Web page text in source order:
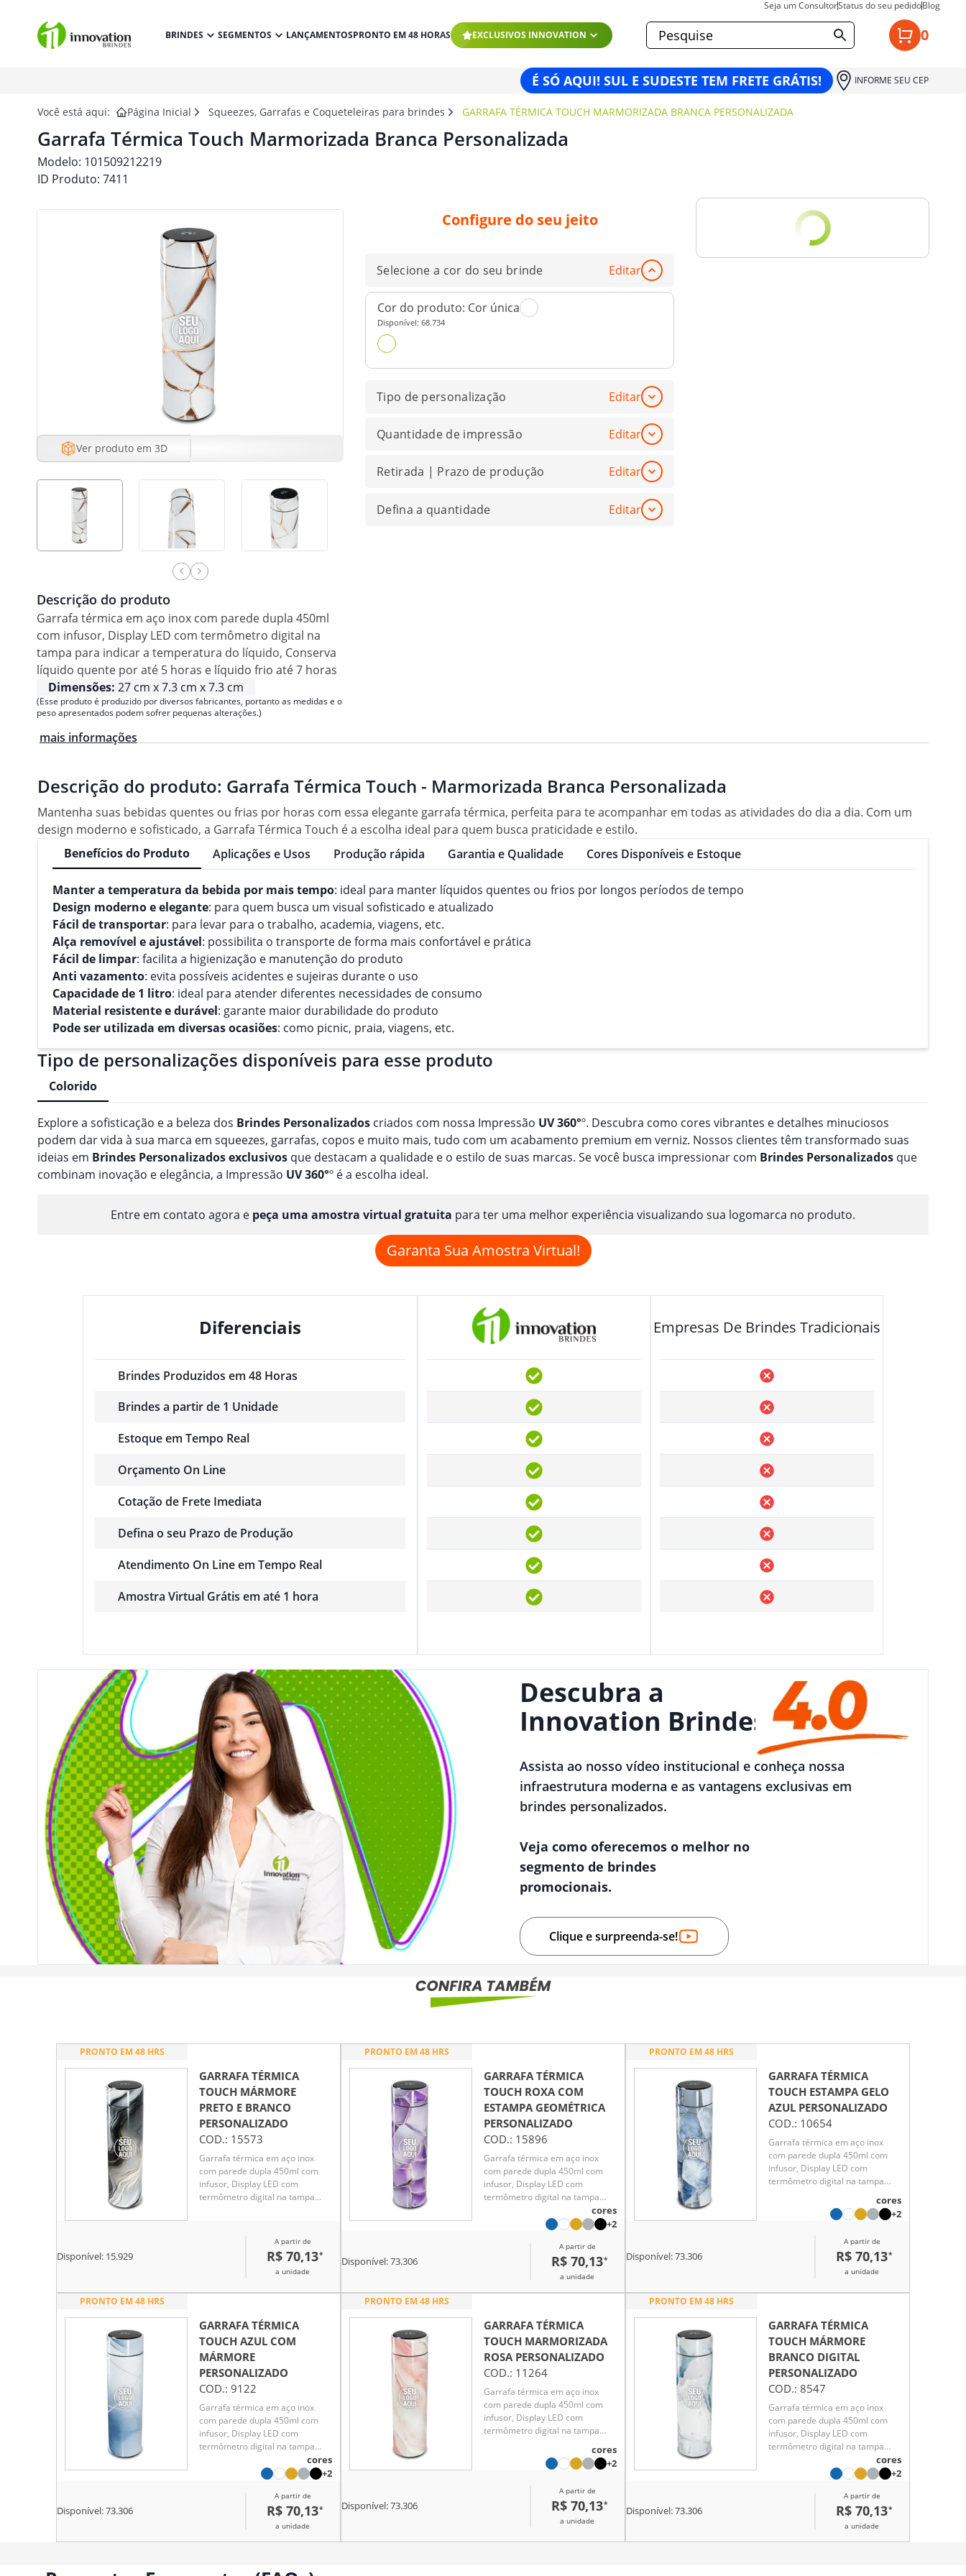
Seja um ConsultorStatus do seu pedidoBlog
BRINDES SEGMENTOS LANÇAMENTOSPRONTO EM 48 HORAS EXCLUSIVOS INNOVATION 0
É SÓ AQUI! SUL E SUDESTE TEM FRETE GRÁTIS! INFORME SEU CEP
Você está aqui: Página Inicial Squeezes, Garrafas e Coqueteleiras para brindes GARRAFA TÉRMICA TOUCH MARMORIZADA BRANCA PERSONALIZADA
Garrafa Térmica Touch Marmorizada Branca Personalizada
Modelo: 101509212219
ID Produto: 7411
Ver produto em 3D
Descrição do produto
Garrafa térmica em aço inox com parede dupla 450ml
com infusor, Display LED com termômetro digital na
tampa para indicar a temperatura do líquido, Conserva
líquido quente por até 5 horas e líquido frio até 7 horas
Dimensões: 27 cm x 7.3 cm x 7.3 cm
(Esse produto é produzido por diversos fabricantes, portanto as medidas e o
peso apresentados podem sofrer pequenas alterações.)
Configure do seu jeito
Selecione a cor do seu brinde Editar
Cor do produto: Cor única
Disponível: 68.734
Tipo de personalização Editar
Quantidade de impressão Editar
Retirada | Prazo de produção Editar
Defina a quantidade Editar
mais informações
Descrição do produto: Garrafa Térmica Touch - Marmorizada Branca Personalizada
Mantenha suas bebidas quentes ou frias por horas com essa elegante garrafa térmica, perfeita para te acompanhar em todas as atividades do dia a dia. Com um
design moderno e sofisticado, a Garrafa Térmica Touch é a escolha ideal para quem busca praticidade e estilo.
Benefícios do Produto
Aplicações e Usos Produção rápida Garantia e Qualidade Cores Disponíveis e Estoque
Manter a temperatura da bebida por mais tempo: ideal para manter líquidos quentes ou frios por longos períodos de tempo
Design moderno e elegante: para quem busca um visual sofisticado e atualizado
Fácil de transportar: para levar para o trabalho, academia, viagens, etc.
Alça removível e ajustável: possibilita o transporte de forma mais confortável e prática
Fácil de limpar: facilita a higienização e manutenção do produto
Anti vazamento: evita possíveis acidentes e sujeiras durante o uso
Capacidade de 1 litro: ideal para atender diferentes necessidades de consumo
Material resistente e durável: garante maior durabilidade do produto
Pode ser utilizada em diversas ocasiões: como picnic, praia, viagens, etc.
Tipo de personalizações disponíveis para esse produto
Colorido
Explore a sofisticação e a beleza dos Brindes Personalizados criados com nossa Impressão UV 360°º. Descubra como cores vibrantes e detalhes minuciosos
podem dar vida à sua marca em squeezes, garrafas, copos e muito mais, tudo com um acabamento premium em verniz. Nossos clientes têm transformado suas
ideias em Brindes Personalizadosexclusivos que destacam a qualidade e o estilo de suas marcas. Se você busca impressionar com Brindes Personalizados que
combinam inovação e elegância, a Impressão UV 360°º é a escolha ideal.
Entre em contato agora e peça uma amostra virtual gratuita para ter uma melhor experiência visualizando sua logomarca no produto.
Garanta Sua Amostra Virtual!
Diferenciais
Brindes Produzidos em 48 Horas
Brindes a partir de 1 Unidade
Estoque em Tempo Real
Orçamento On Line
Cotação de Frete Imediata
Defina o seu Prazo de Produção
Atendimento On Line em Tempo Real
Amostra Virtual Grátis em até 1 hora
Empresas De Brindes Tradicionais
Descubra a
Innovation Brindes
Assista ao nosso vídeo institucional e conheça nossa
infraestrutura moderna e as vantagens exclusivas em
brindes personalizados.
Veja como oferecemos o melhor no
segmento de brindes
promocionais.
Clique e surpreenda-se!
PRONTO EM 48 HRS
GARRAFA TÉRMICA
TOUCH MÁRMORE
PRETO E BRANCO
PERSONALIZADO
COD.: 15573
Garrafa térmica em aço inox
com parede dupla 450ml com
infusor, Display LED com
termômetro digital na tampa
Disponível: 15.929
A partir de
R$ 70,13*
a unidade
PRONTO EM 48 HRS
GARRAFA TÉRMICA
TOUCH ROXA COM
ESTAMPA GEOMÉTRICA
PERSONALIZADO
COD.: 15896
Garrafa térmica em aço inox
com parede dupla 450ml com
infusor, Display LED com
termômetro digital na tampa
para indicar a temperatura do
líquido, Conserva líquido quente
cores
+2
Disponível:73.306
A partir de
R$ 70,13*
a unidade
PRONTO EM 48 HRS
GARRAFA TÉRMICA
TOUCH ESTAMPA GELO
AZUL PERSONALIZADO
COD.: 10654
Garrafa térmica em aço inox
com parede dupla 450ml com
infusor, Display LED com
termômetro digital na tampa
líquido, Conserva líquido quente
por até 5 horas e líquido frio até
cores
+2
Disponível:73.306
A partir de
R$ 70,13*
a unidade
PRONTO EM 48 HRS
GARRAFA TÉRMICA
TOUCH AZUL COM
MÁRMORE
PERSONALIZADO
COD.: 9122
Garrafa térmica em aço inox
com parede dupla 450ml com
infusor, Display LED com
termômetro digital na tampa
para indicar a temperatura do
líquido, Conserva líquido quente
cores
+2
Disponível:73.306
A partir de
R$ 70,13*
a unidade
PRONTO EM 48 HRS
GARRAFA TÉRMICA
TOUCH MARMORIZADA
ROSAPERSONALIZADO
COD.: 11264
Garrafa térmica em aço inox
com parede dupla 450ml com
infusor, Display LED com
termômetro digital na tampa
líquido, Conserva líquido quente
por até 5 horas e líquido frio até
cores
+2
Disponível:73.306
A partir de
R$ 70,13*
a unidade
PRONTO EM 48 HRS
GARRAFA TÉRMICA
TOUCH MÁRMORE
BRANCO DIGITAL
PERSONALIZADO
COD.: 8547
Garrafa térmica em aço inox
com parede dupla 450ml com
infusor, Display LED com
termômetro digital na tampa
para indicar a temperatura do
líquido, Conserva líquido quente
cores
+2
Disponível:73.306
A partir de
R$ 70,13*
a unidade